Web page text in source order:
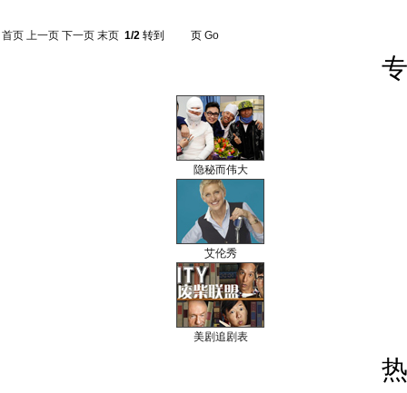
首页 上一页 下一页 末页 1/2 转到 页 Go
隐秘而伟大
艾伦秀
美剧追剧表